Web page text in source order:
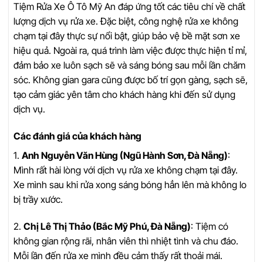
Tiệm Rửa Xe Ô Tô Mỹ An đáp ứng tốt các tiêu chí về chất
lượng dịch vụ rửa xe. Đặc biệt, công nghệ rửa xe không
chạm tại đây thực sự nổi bật, giúp bảo vệ bề mặt sơn xe
hiệu quả. Ngoài ra, quá trình làm việc được thực hiện tỉ mỉ,
đảm bảo xe luôn sạch sẽ và sáng bóng sau mỗi lần chăm
sóc. Không gian gara cũng được bố trí gọn gàng, sạch sẽ,
tạo cảm giác yên tâm cho khách hàng khi đến sử dụng
dịch vụ.
Các đánh giá của khách hàng
1. Anh Nguyễn Văn Hùng (Ngũ Hành Sơn, Đà Nẵng):
Mình rất hài lòng với dịch vụ rửa xe không chạm tại đây.
Xe mình sau khi rửa xong sáng bóng hẳn lên mà không lo
bị trầy xước.
2. Chị Lê Thị Thảo (Bắc Mỹ Phú, Đà Nẵng): Tiệm có
không gian rộng rãi, nhân viên thì nhiệt tình và chu đáo.
Mỗi lần đến rửa xe mình đều cảm thấy rất thoải mái.